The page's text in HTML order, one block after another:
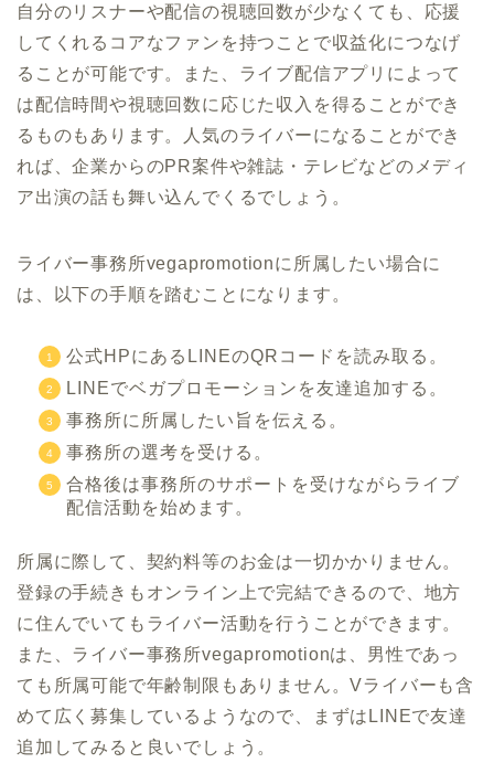
自分のリスナーや配信の視聴回数が少なくても、応援
してくれるコアなファンを持つことで収益化につなげ
ることが可能です。また、ライブ配信アプリによって
は配信時間や視聴回数に応じた収入を得ることができ
るものもあります。人気のライバーになることができ
れば、企業からのPR案件や雑誌・テレビなどのメディ
ア出演の話も舞い込んでくるでしょう。
ライバー事務所vegapromotionに所属したい場合に
は、以下の手順を踏むことになります。
公式HPにあるLINEのQRコードを読み取る。
LINEでベガプロモーションを友達追加する。
事務所に所属したい旨を伝える。
事務所の選考を受ける。
合格後は事務所のサポートを受けながらライブ
配信活動を始めます。
所属に際して、契約料等のお金は一切かかりません。
登録の手続きもオンライン上で完結できるので、地方
に住んでいてもライバー活動を行うことができます。
また、ライバー事務所vegapromotionは、男性であっ
ても所属可能で年齢制限もありません。Vライバーも含
めて広く募集しているようなので、まずはLINEで友達
追加してみると良いでしょう。